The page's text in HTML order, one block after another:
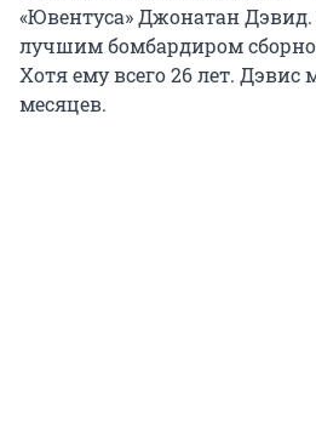
«Ювентуса» Джонатан
лучшим бомбардиром
Хотя ему всего 26 лет. Дэвис
месяцев.